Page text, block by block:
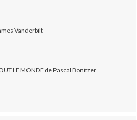
Vanderbilt
LE MONDE de Pascal Bonitzer